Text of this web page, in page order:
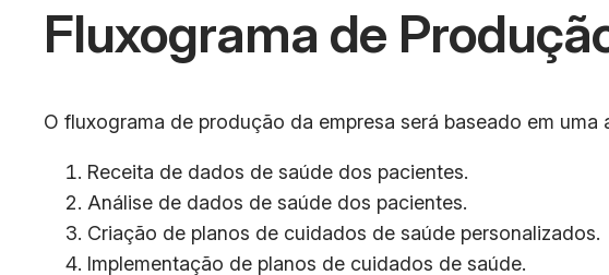
Fluxograma de
O fluxograma de produção da empresa será baseado em
Receita de dados de saúde dos pacientes.
Análise de dados de saúde dos pacientes.
Criação de planos de cuidados de saúde personalizados.
Implementação de planos de cuidados de saúde.